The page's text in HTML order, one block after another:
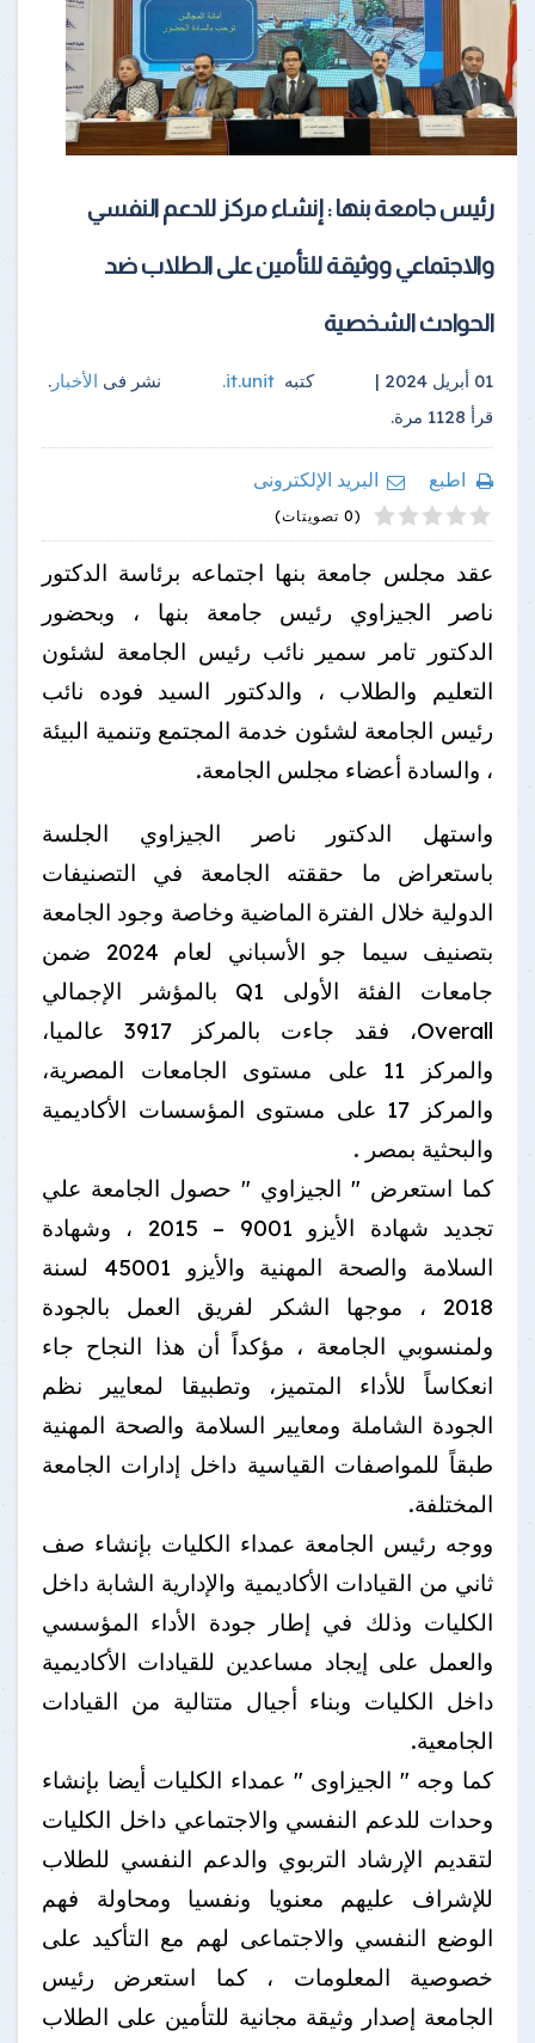
رئيس جامعة بنها : إنشاء مركز للدعم النفسي
والاجتماعي ووثيقة للتأمين على الطلاب ضد
الحوادث الشخصية
01 أبريل 2024 | كتبه it.unit
. نشر فى الأخبار .
قرأ 1128 مرة.
اطبع
البريد الإلكترونى
1
2
3
4
5 (0 تصويتات)
عقد مجلس جامعة بنها اجتماعه برئاسة الدكتور
ناصر الجيزاوي رئيس جامعة بنها ، وبحضور
الدكتور تامر سمير نائب رئيس الجامعة لشئون
التعليم والطلاب ، والدكتور السيد فوده نائب
رئيس الجامعة لشئون خدمة المجتمع وتنمية البيئة
، والسادة أعضاء مجلس الجامعة.
واستهل الدكتور ناصر الجيزاوي الجلسة
باستعراض ما حققته الجامعة في التصنيفات
الدولية خلال الفترة الماضية وخاصة وجود الجامعة
بتصنيف سيما جو الأسباني لعام 2024 ضمن
جامعات الفئة الأولى Q1 بالمؤشر الإجمالي
Overall، فقد جاءت بالمركز 3917 عالميا،
والمركز 11 على مستوى الجامعات المصرية،
والمركز 17 على مستوى المؤسسات الأكاديمية
والبحثية بمصر .
كما استعرض " الجيزاوي " حصول الجامعة علي
تجديد شهادة الأيزو 9001 – 2015 ، وشهادة
السلامة والصحة المهنية والأيزو 45001 لسنة
2018 ، موجها الشكر لفريق العمل بالجودة
ولمنسوبي الجامعة ، مؤكداً أن هذا النجاح جاء
انعكاساً للأداء المتميز، وتطبيقا لمعايير نظم
الجودة الشاملة ومعايير السلامة والصحة المهنية
طبقاً للمواصفات القياسية داخل إدارات الجامعة
المختلفة.
ووجه رئيس الجامعة عمداء الكليات بإنشاء صف
ثاني من القيادات الأكاديمية والإدارية الشابة داخل
الكليات وذلك في إطار جودة الأداء المؤسسي
والعمل على إيجاد مساعدين للقيادات الأكاديمية
داخل الكليات وبناء أجيال متتالية من القيادات
الجامعية.
كما وجه " الجيزاوى " عمداء الكليات أيضا بإنشاء
وحدات للدعم النفسي والاجتماعي داخل الكليات
لتقديم الإرشاد التربوي والدعم النفسي للطلاب
للإشراف عليهم معنويا ونفسيا ومحاولة فهم
الوضع النفسي والاجتماعى لهم مع التأكيد على
خصوصية المعلومات ، كما استعرض رئيس
الجامعة إصدار وثيقة مجانية للتأمين على الطلاب